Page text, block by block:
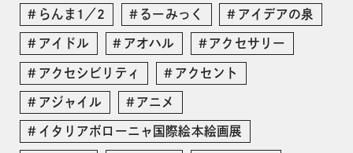
らんま1／2 るーみっく アイデアの泉
アイドル アオハル アクセサリー
アクセシビリティ アクセント
アジャイル アニメ
イタリアボローニャ国際絵本絵画展